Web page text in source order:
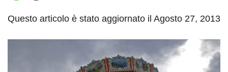
Questo articolo è stato aggiornato il Agosto 27, 2013